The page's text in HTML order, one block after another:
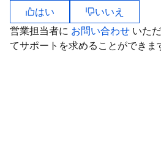
Cloud Block Storage
Cloud HDFS
Cloud Infinite
Smart Media Hosting
TencentDB for MySQL
TencentDB for MariaDB
リレーショナルデータベースTDSQL
TDSQL-C for MySQL
NoSQLデータベース
はい
いいえ
営業担当者に お問い合わせ いた
てサポートを求めることができま